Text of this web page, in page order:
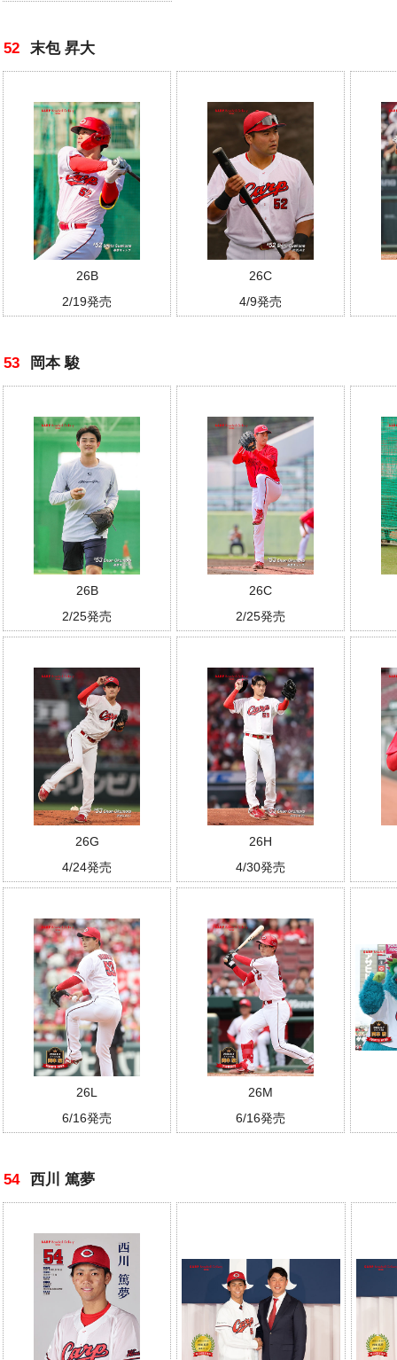
52 末包 昇大
26B
2/19発売
26C
4/9発売
53 岡本 駿
26B
2/25発売
26C
2/25発売
26G
4/24発売
26H
4/30発売
26L
6/16発売
26M
6/16発売
54 西川 篤夢